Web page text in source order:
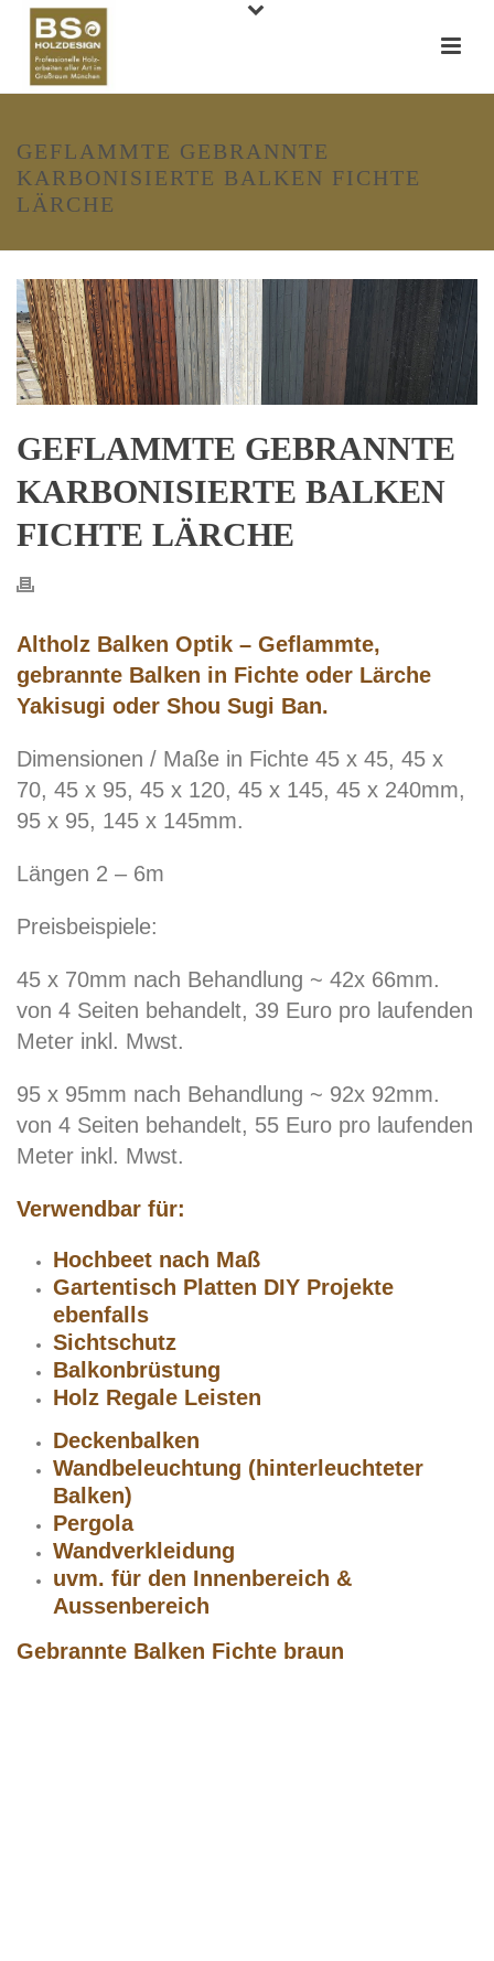
GEFLAMMTE GEBRANNTE
KARBONISIERTE BALKEN FICHTE
LÄRCHE
GEFLAMMTE GEBRANNTE
KARBONISIERTE BALKEN
FICHTE LÄRCHE
Altholz Balken Optik – Geflammte,
gebrannte Balken in Fichte oder Lärche
Yakisugi oder Shou Sugi Ban.
Dimensionen / Maße in Fichte 45 x 45, 45 x
70, 45 x 95, 45 x 120, 45 x 145, 45 x 240mm,
95 x 95, 145 x 145mm.
Längen 2 – 6m
Preisbeispiele:
45 x 70mm nach Behandlung ~ 42x 66mm.
von 4 Seiten behandelt, 39 Euro pro laufenden
Meter inkl. Mwst.
95 x 95mm nach Behandlung ~ 92x 92mm.
von 4 Seiten behandelt, 55 Euro pro laufenden
Meter inkl. Mwst.
Verwendbar für:
Hochbeet nach Maß
Gartentisch Platten DIY Projekte
ebenfalls
Sichtschutz
Balkonbrüstung
Holz Regale Leisten
Deckenbalken
Wandbeleuchtung (hinterleuchteter
Balken)
Pergola
Wandverkleidung
uvm. für den Innenbereich &
Aussenbereich
Gebrannte Balken Fichte braun